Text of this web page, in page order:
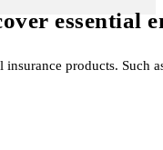
essential
products. Such